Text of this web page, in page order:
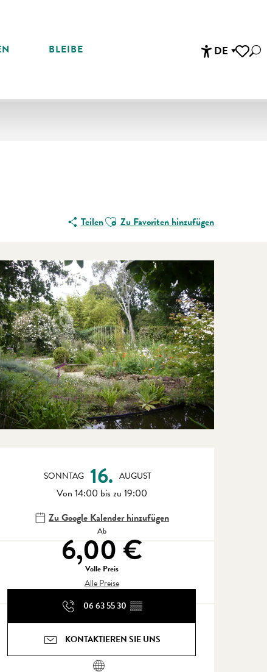
DE
BLEIBE
TeilenAjouter aux favoris
Zu Favoriten hinzufügen
Öffnungszeiten &
SONNTAG 16. AUGUST
Von 14:00 bis zu 19:00
Zu Google Kalender hinzufügen
Ab
6,00 €
Volle Preis
Alle Preise
06 63 55 30 ▒▒
KONTAKTIEREN SIE UNS